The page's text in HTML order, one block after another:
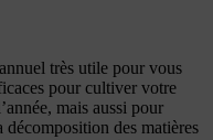
très utile pour vous
pour cultiver votre
mais aussi pour
des matières